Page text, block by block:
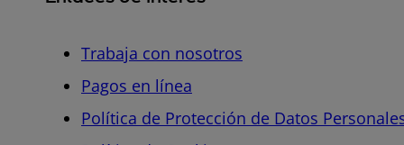
Trabaja con nosotros
Pagos en línea
Política de Protección de Datos